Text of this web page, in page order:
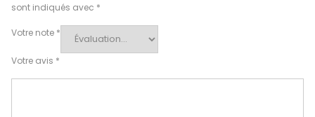
sont indiqués avec *
Votre note *
Votre avis *